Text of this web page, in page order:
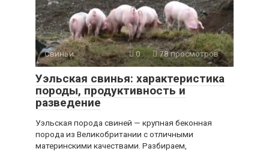
Свиньи 0 78 просмотров
Уэльская свинья: характеристика
породы, продуктивность и
разведение
Уэльская порода свиней — крупная беконная
порода из Великобритании с отличными
материнскими качествами. Разбираем,